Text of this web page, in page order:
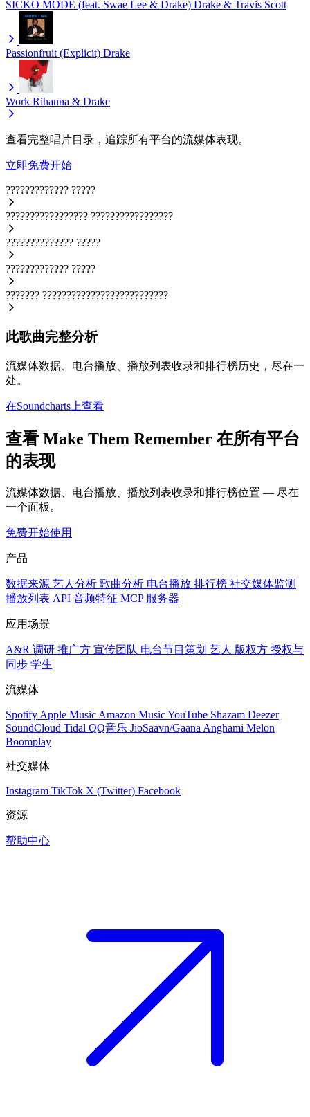
SICKO MODE (feat. Swae Lee & Drake) Drake & Travis Scott
Passionfruit (Explicit) Drake
Work Rihanna & Drake
查看完整唱片目录，追踪所有平台的流媒体表现。
立即免费开始
????????????? ?????
????????????????? ?????????????????
?????????????? ?????
????????????? ?????
??????? ??????????????????????????
此歌曲完整分析
流媒体数据、电台播放、播放列表收录和排行榜历史，尽在一
处。
在Soundcharts上查看
查看 Make Them Remember 在所有平台
的表现
流媒体数据、电台播放、播放列表收录和排行榜位置 — 尽在
一个面板。
免费开始使用
产品
数据来源 艺人分析 歌曲分析 电台播放 排行榜 社交媒体监测
播放列表 API 音频特征 MCP 服务器
应用场景
A&R 调研 推广方 宣传团队 电台节目策划 艺人 版权方 授权与
同步 学生
流媒体
Spotify Apple Music Amazon MusicYouTube Shazam Deezer
SoundCloud Tidal QQ音乐 JioSaavn/Gaana Anghami Melon
Boomplay
社交媒体
Instagram TikTok X (Twitter) Facebook
资源
帮助中心